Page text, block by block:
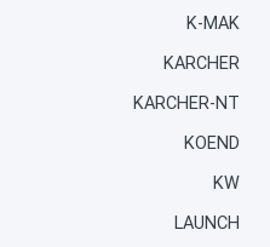
K-MAK
KARCHER
KARCHER-NT
KOEND
KW
LAUNCH